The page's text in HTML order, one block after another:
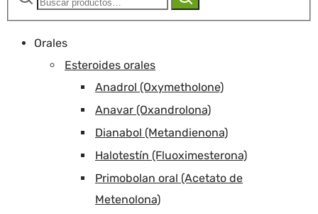
Orales
Esteroides orales
Anadrol (Oxymetholone)
Anavar (Oxandrolona)
Dianabol (Metandienona)
Halotestín (Fluoximesterona)
Primobolan oral (Acetato de
Metenolona)